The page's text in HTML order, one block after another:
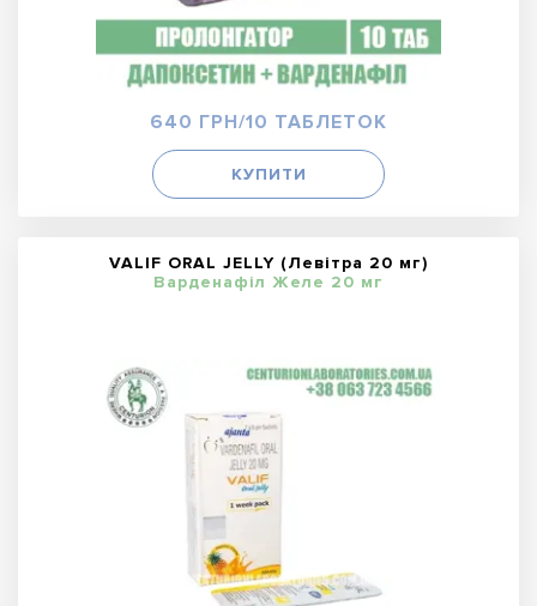
640 ГРН/10 ТАБЛЕТОК
КУПИТИ
VALIF ORAL JELLY (Левітра 20 мг)
Варденафіл Желе 20 мг